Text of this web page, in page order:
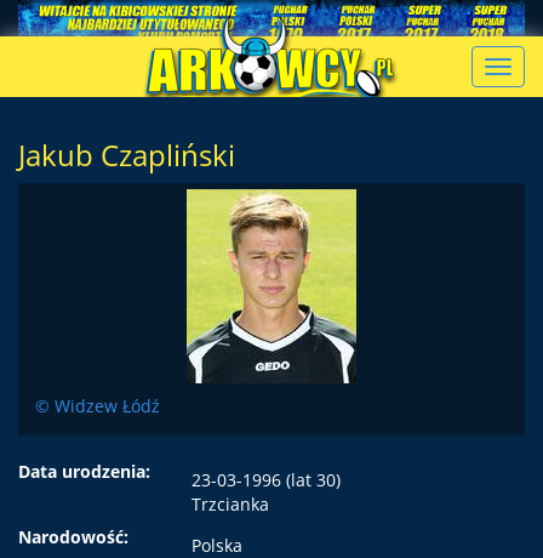
Jakub Czapliński
© Widzew Łódź
Data urodzenia:
23-03-1996 (lat 30)
Trzcianka
Narodowość:
Polska